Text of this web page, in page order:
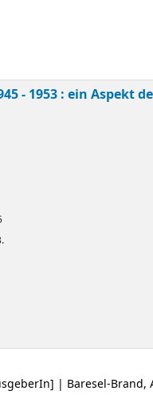
- 1953 : ein Aspekt
| Baresel-Brand,